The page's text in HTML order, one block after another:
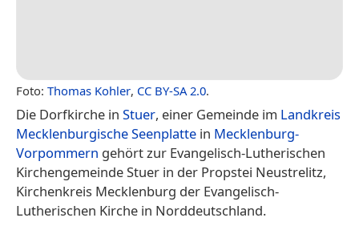
Foto: Thomas Kohler, CC BY-SA 2.0.
Die Dorfkirche in Stuer, einer Gemeinde im Landkreis
Mecklenburgische Seenplatte in Mecklenburg-
Vorpommern gehört zur Evangelisch-Lutherischen
Kirchengemeinde Stuer in der Propstei Neustrelitz,
Kirchenkreis Mecklenburg der Evangelisch-
Lutherischen Kirche in Norddeutschland.